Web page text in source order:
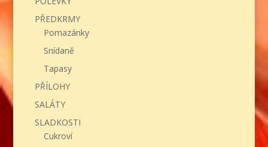
PŘEDKRMY
Pomazánky
Snídaně
Tapasy
PŘÍLOHY
SALÁTY
SLADKOSTI
Cukroví